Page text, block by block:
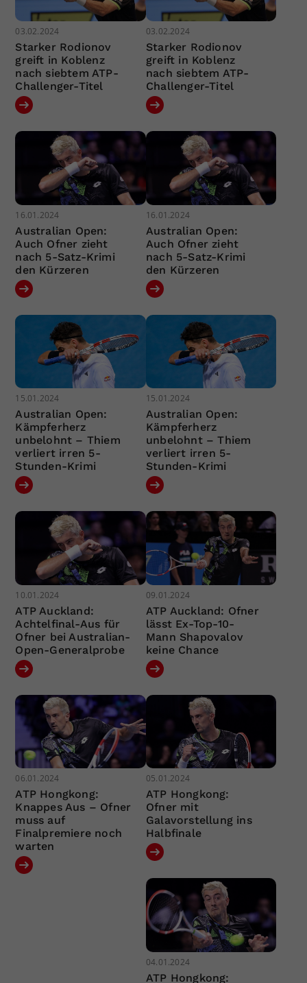
03.02.2024
Starker Rodionov
greift in Koblenz
nach siebtem ATP-
Challenger-Titel
03.02.2024
Starker Rodionov
greift in Koblenz
nach siebtem ATP-
Challenger-Titel
16.01.2024
Australian Open:
Auch Ofner zieht
nach 5-Satz-Krimi
den Kürzeren
16.01.2024
Australian Open:
Auch Ofner zieht
nach 5-Satz-Krimi
den Kürzeren
15.01.2024
Australian Open:
Kämpferherz
unbelohnt – Thiem
verliert irren 5-
Stunden-Krimi
15.01.2024
Australian Open:
Kämpferherz
unbelohnt – Thiem
verliert irren 5-
Stunden-Krimi
10.01.2024
ATP Auckland:
Achtelfinal-Aus für
Ofner bei Australian-
Open-Generalprobe
09.01.2024
ATP Auckland: Ofner
lässt Ex-Top-10-
Mann Shapovalov
keine Chance
06.01.2024
ATP Hongkong:
Knappes Aus – Ofner
muss auf
Finalpremiere noch
warten
05.01.2024
ATP Hongkong:
Ofner mit
Galavorstellung ins
Halbfinale
04.01.2024
ATP Hongkong: